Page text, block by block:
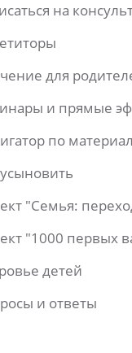
на
для
и прямые
по
"Семья:
"1000 первых
детей
и ответы